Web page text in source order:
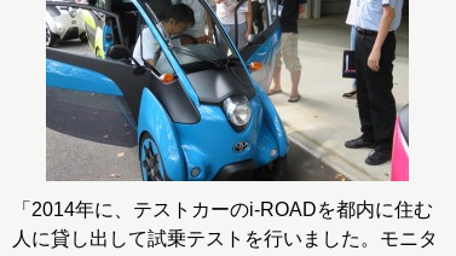
「2014年に、テストカーのi-ROADを都内に住む
人に貸し出して試乗テストを行いました。モニタ